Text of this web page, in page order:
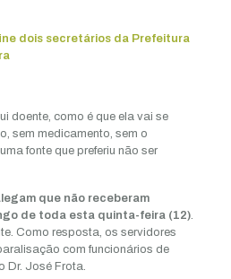
dois secretários da Prefeitura
doente, como é que ela vai se
sem medicamento, sem o
fonte que preferiu não ser
que não receberam
de toda esta quinta-feira (12).
Como resposta, os servidores
com funcionários de
Dr. José Frota.